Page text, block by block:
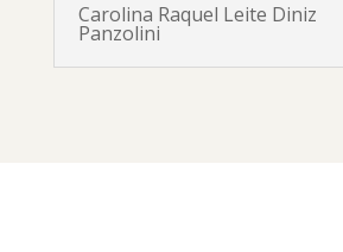
Carolina Raquel Leite Diniz
Panzolini